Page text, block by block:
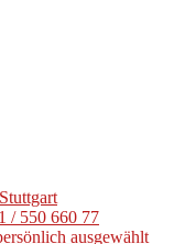
/ 550 660 77
ausgewählt